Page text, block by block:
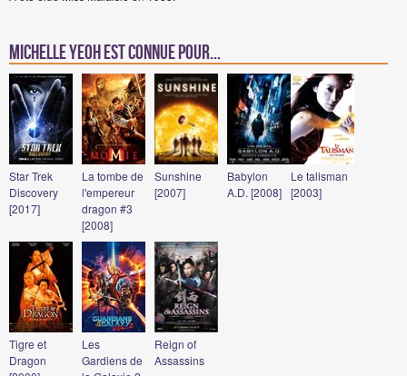
Michelle Yeoh est connue pour...
Star Trek
Discovery
[2017]
La tombe de
l'empereur
dragon #3
[2008]
Sunshine
[2007]
Babylon
A.D. [2008]
Le talisman
[2003]
Tigre et
Dragon
Les
Gardiens de
Reign of
Assassins